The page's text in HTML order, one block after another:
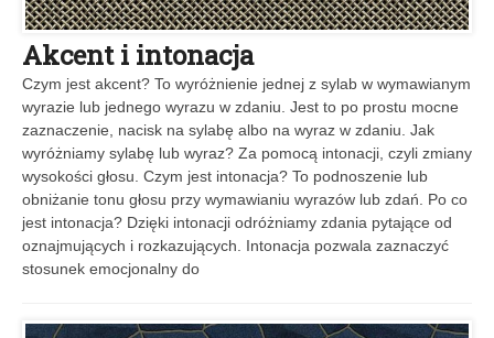
Akcent i intonacja
Czym jest akcent? To wyróżnienie jednej z sylab w wymawianym
wyrazie lub jednego wyrazu w zdaniu. Jest to po prostu mocne
zaznaczenie, nacisk na sylabę albo na wyraz w zdaniu. Jak
wyróżniamy sylabę lub wyraz? Za pomocą intonacji, czyli zmiany
wysokości głosu. Czym jest intonacja? To podnoszenie lub
obniżanie tonu głosu przy wymawianiu wyrazów lub zdań. Po co
jest intonacja? Dzięki intonacji odróżniamy zdania pytające od
oznajmujących i rozkazujących. Intonacja pozwala zaznaczyć
stosunek emocjonalny do